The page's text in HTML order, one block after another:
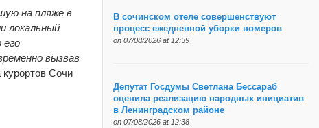
на пляже в
локальный
его
вызвав
Сочи
В сочинском отеле совершенствуют
процесс ежедневной уборки номеров
on 07/08/2026 at 12:39
Депутат Госдумы Светлана Бессараб
оценила реализацию народных инициатив
в Ленинградском районе
on 07/08/2026 at 12:38